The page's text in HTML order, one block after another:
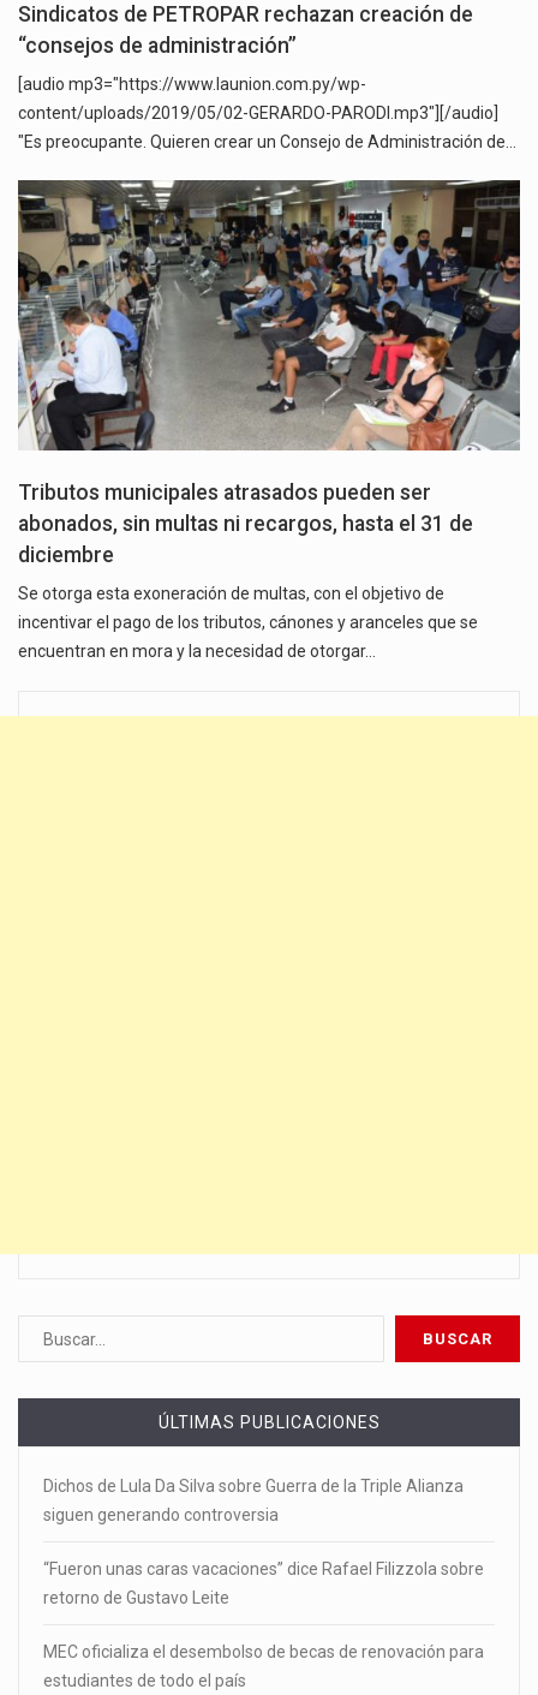
Sindicatos de PETROPAR rechazan creación de
“consejos de administración”
[audio mp3="https://www.launion.com.py/wp-
content/uploads/2019/05/02-GERARDO-PARODI.mp3"][/audio]
"Es preocupante. Quieren crear un Consejo de Administración de…
Tributos municipales atrasados pueden ser
abonados, sin multas ni recargos, hasta el 31 de
diciembre
Se otorga esta exoneración de multas, con el objetivo de
incentivar el pago de los tributos, cánones y aranceles que se
encuentran en mora y la necesidad de otorgar…
ÚLTIMAS PUBLICACIONES
Dichos de Lula Da Silva sobre Guerra de la Triple Alianza
siguen generando controversia
“Fueron unas caras vacaciones” dice Rafael Filizzola sobre
retorno de Gustavo Leite
MEC oficializa el desembolso de becas de renovación para
estudiantes de todo el país